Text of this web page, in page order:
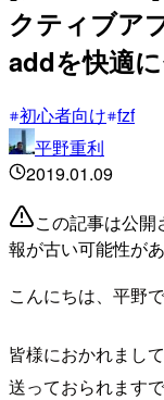
クティブア
addを快適
初心者向け fzf
平野重利
2019.01.09
この記事は公
報が古い可能性が
こんにちは、平野で
皆様におかれまし
送っておられます